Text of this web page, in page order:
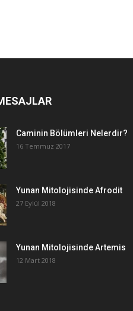
Caminin Bölümleri Nelerdir?
16 Temmuz 2017
Yunan Mitolojisinde Afrodit
27 Eylül 2018
Yunan Mitolojisinde Artemis
12 Mart 2018